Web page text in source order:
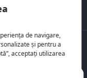
de navigare,
și pentru a
acceptați utilizarea
AutoFlux